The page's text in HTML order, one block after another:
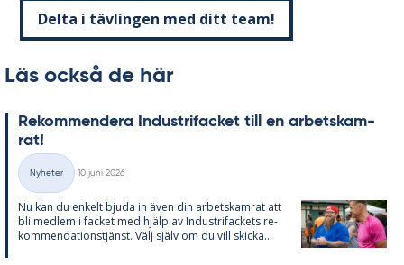
Delta i tävlingen med ditt team!
Läs också de här
Re­kom­men­de­ra In­du­stri­fac­ket till en ar­bets­kam­
rat!
Kategorier
Nyheter
10 juni 2026
Nu kan du en­kelt bju­da in även din ar­bets­kam­rat att
bli med­lem i fac­ket med hjälp av In­du­stri­fac­kets re­
kom­men­da­tions­tjänst. Välj själv om du vill skic­ka...